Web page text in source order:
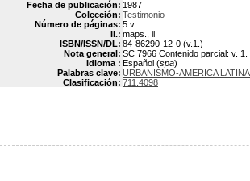
Fecha de publicación: 1987
Colección: Testimonio
Número de páginas: 5 v
Il.: maps., il
ISBN/ISSN/DL: 84-86290-12-0 (v.1.)
Nota general: SC 7966 Contenido parcial: v.
Idioma : Español (spa)
Palabras clave: URBANISMO-AMERICA
Clasificación: 711.4098